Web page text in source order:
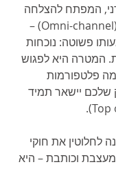
המפתח להצלחה
הוא שיווק אומניצ'נל (Omni-channel) –
פשוטה: נוכחות
המטרה היא לפגוש
פלטפורמות
שלכם יישאר תמיד
לחלוטין את חוקי
וכותבת – היא